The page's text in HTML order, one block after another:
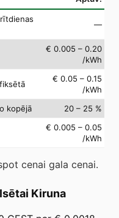
—
€ 0.005 – 0.20
/kWh
€ 0.05 – 0.15
/kWh
kopējā 20 – 25 %
€ 0.005 – 0.05
/kWh
cenai gala cenai.
Kiruna